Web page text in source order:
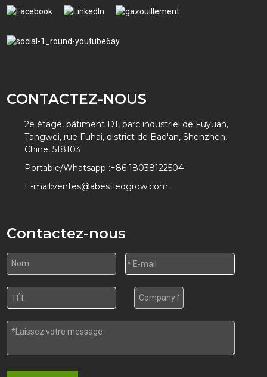
CONTACTEZ-NOUS
2e étage, bâtiment D1, parc industriel de Fuyuan,
Tangwei, rue Fuhai, district de Bao'an, Shenzhen,
Chine, 518103
Portable/Whatsapp :+86 18038122504
E-mail:ventes@abestledgrow.com
Contactez-nous